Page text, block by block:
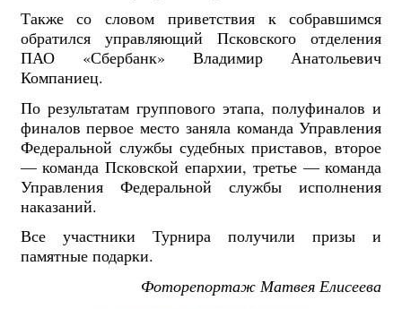
Также со словом приветствия к собравшимся
обратился управляющий Псковского отделения
ПАО «Сбербанк» Владимир Анатольевич
Компаниец.
По результатам группового этапа, полуфиналов и
финалов первое место заняла команда Управления
Федеральной службы судебных приставов, второе
— команда Псковской епархии, третье — команда
Управления Федеральной службы исполнения
наказаний.
Все участники Турнира получили призы и
памятные подарки.
Фоторепортаж Матвея Елисеева